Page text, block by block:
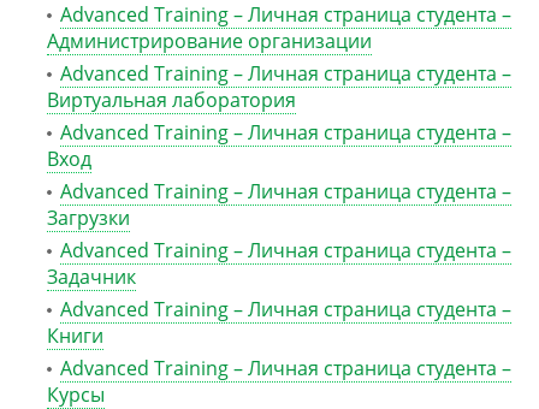
Advanced Training – Личная страница студента –
Администрирование организации
Advanced Training – Личная страница студента –
Виртуальная лаборатория
Advanced Training – Личная страница студента –
Вход
Advanced Training – Личная страница студента –
Загрузки
Advanced Training – Личная страница студента –
Задачник
Advanced Training – Личная страница студента –
Книги
Advanced Training – Личная страница студента –
Курсы